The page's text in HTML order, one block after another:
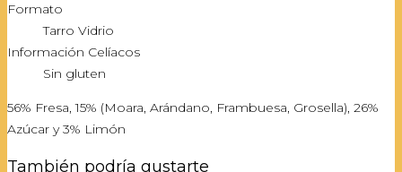
Formato
Tarro Vidrio
Información Celíacos
Sin gluten
56% Fresa, 15% (Moara, Arándano, Frambuesa, Grosella), 26%
Azúcar y 3% Limón
También podría gustarte